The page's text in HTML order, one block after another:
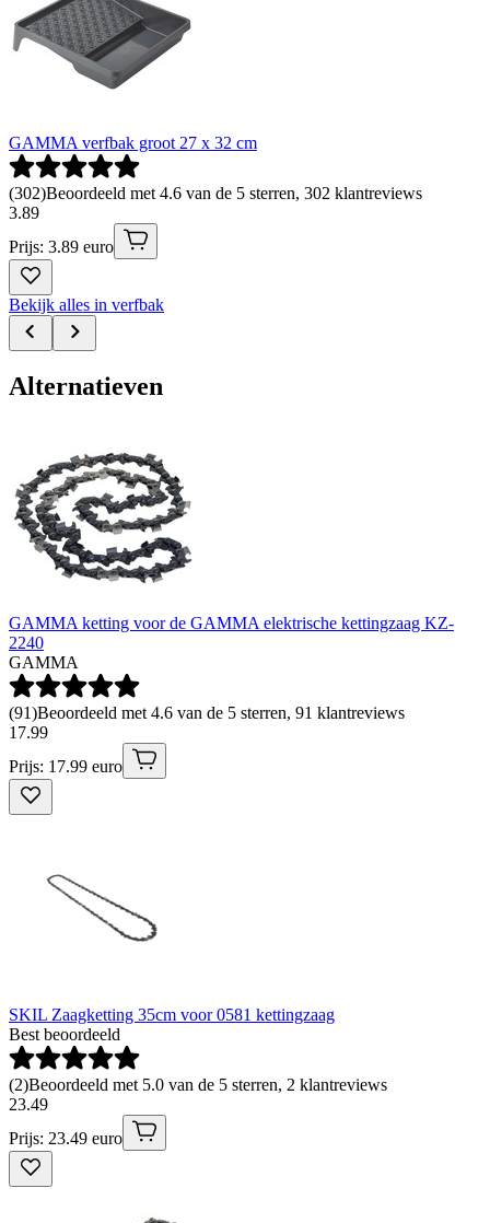
GAMMA verfbak groot 27 x 32 cm
(302)Beoordeeld met 4.6 van de 5 sterren, 302 klantreviews
3.89
Prijs: 3.89 euro
Bekijk alles in verfbak
Alternatieven
GAMMA ketting voor de GAMMA elektrische kettingzaag KZ-
2240
GAMMA
(91)Beoordeeld met 4.6 van de 5 sterren, 91 klantreviews
17.99
Prijs: 17.99 euro
SKIL Zaagketting 35cm voor 0581 kettingzaag
Best beoordeeld
(2)Beoordeeld met 5.0 van de 5 sterren, 2 klantreviews
23.49
Prijs: 23.49 euro